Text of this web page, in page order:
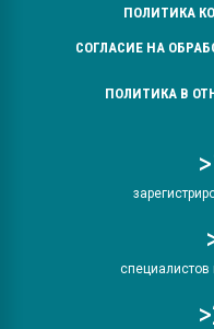
ПОЛИТИКА
СОГЛАСИЕ НА
ПОЛИТИКА В